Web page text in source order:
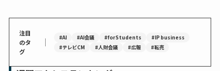
注目
のタ
グ
｜ #AI #AI会議 #forStudents
#IP business
#テレビCM
#人財会議 #広報 #転売